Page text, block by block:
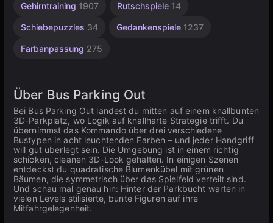
Gehirntraining 1907 Rutschspiele 14
Schiebepuzzles 34 Gedankenspiele 1237
Farbanpassung 275
Über Bus Parking Out
Bei Bus Parking Out landest du mitten auf einem knallbunten
3D-Parkplatz, wo Logik auf knallharte Strategie trifft. Du
übernimmst das Kommando über drei verschiedene
Bustypen in acht leuchtenden Farben – und jeder Handgriff
will gut überlegt sein. Die Umgebung ist in einem richtig
schicken, cleanen 3D-Look gehalten. In einigen Szenen
entdeckst du quadratische Blumenkübel mit grünen
Bäumen, die symmetrisch über das Spielfeld verteilt sind.
Und schau mal genau hin: Hinter der Parkbucht warten in
vielen Levels stilisierte, bunte Figuren auf ihre
Mitfahrgelegenheit.